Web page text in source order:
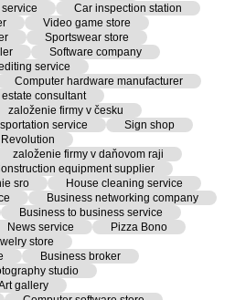
service
Car inspection station
Video game store
Sportswear store
Software company
service
Computer hardware manufacturer
consultant
založenie firmy v česku
service
Sign shop
založenie firmy v daňovom raji
equipment supplier
sro
House cleaning service
Business networking company
Business to business service
News service
Pizza Bono
store
Business broker
studio
gallery